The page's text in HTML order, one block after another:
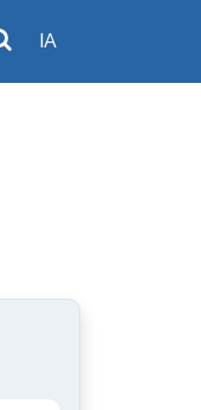
IA